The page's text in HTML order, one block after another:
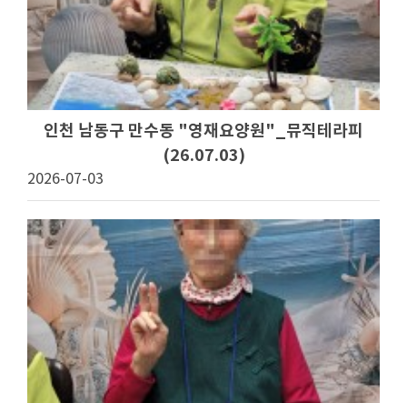
인천 남동구 만수동 "영재요양원"_뮤직테라피
(26.07.03)
2026-07-03